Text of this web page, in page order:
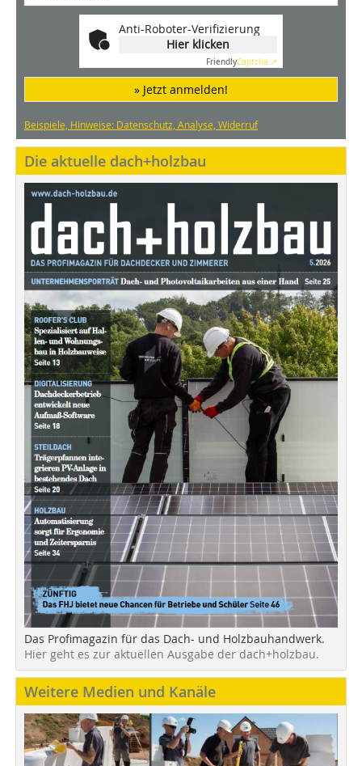
Anti-Roboter-Verifizierung
Hier klicken
FriendlyCaptcha ⇗
» Jetzt anmelden!
Beispiele, Hinweise: Datenschutz, Analyse, Widerruf
Die aktuelle dach+holzbau
Das Profimagazin für das Dach- und Holzbauhandwerk.
Hier geht es zur aktuellen Ausgabe der dach+holzbau.
Weitere Medien und Kanäle